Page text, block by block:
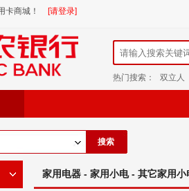
卡商城！ [请登录]
热门搜索： 双立人
搜索
家用电器 - 家用小电 - 其它家用小